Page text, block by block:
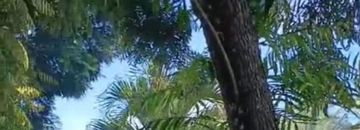
Kombes Pol. Maruly Pardede.
Dari hasil penyisiran di Tempat Kejadian Perkara (TKP),
tim gabungan mengamankan sejumlah barang bukti
operasional, meliputi dua karung material batu galian,
dua buah pipa karbon, tiga mata borjet hammer, serta
satu buah mangkuk plastik warna biru.